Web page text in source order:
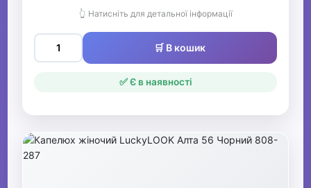
👆 Натисніть для детальної інформації
🛒 В кошик
✅ Є в наявності